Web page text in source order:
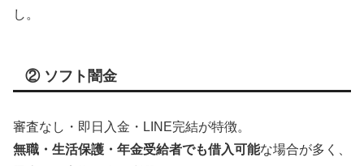
し。
② ソフト闇金
審査なし・即日入金・LINE完結が特徴。
無職・生活保護・年金受給者でも借入可能な場合が多く、